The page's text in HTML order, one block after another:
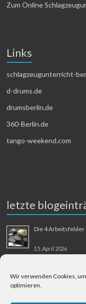
Wir verwenden Cookies,
optimieren.
Zum Online
Links
schlagzeugunterricht-
d-drums.de
drumsberlin.de
360-Berlin.de
tango-weekend.com
letzte
Die 4 Arbeitsfelder
15. April 2026
31. August 2025